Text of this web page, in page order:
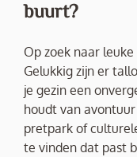
buurt?
Op zoek naar
Gelukkig zijn er
je gezin een
houdt van
pretpark of
te vinden dat past